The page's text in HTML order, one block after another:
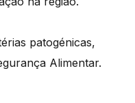
patogénicas,
Alimentar.